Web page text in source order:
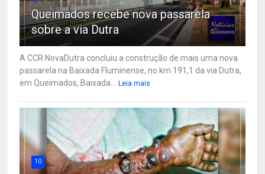
Queimados recebe nova passarela
sobre a via Dutra
A CCR NovaDutra concluiu a construção de mais uma nova
passarela na Baixada Fluminense, no km 191,1 da via Dutra,
em Queimados, Baixada...
Leia mais
10